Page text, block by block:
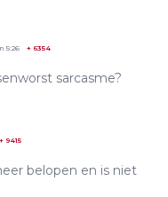
5:26 + 6354
sarcasme?
+ 9415
belopen en is niet